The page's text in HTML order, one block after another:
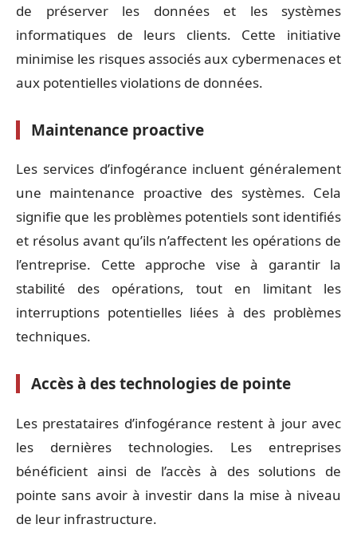
de préserver les données et les systèmes
informatiques de leurs clients. Cette initiative
minimise les risques associés aux cybermenaces et
aux potentielles violations de données.
Maintenance proactive
Les services d’infogérance incluent généralement
une maintenance proactive des systèmes. Cela
signifie que les problèmes potentiels sont identifiés
et résolus avant qu’ils n’affectent les opérations de
l’entreprise. Cette approche vise à garantir la
stabilité des opérations, tout en limitant les
interruptions potentielles liées à des problèmes
techniques.
Accès à des technologies de pointe
Les prestataires d’infogérance restent à jour avec
les dernières technologies. Les entreprises
bénéficient ainsi de l’accès à des solutions de
pointe sans avoir à investir dans la mise à niveau
de leur infrastructure.